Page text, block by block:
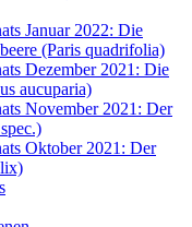
Januar 2022: Die
(Paris quadrifolia)
Dezember 2021: Die
aucuparia)
November 2021: Der
Oktober 2021: Der